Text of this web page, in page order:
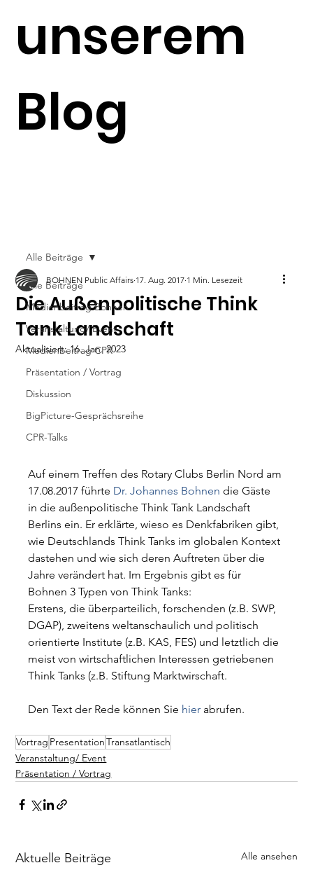
unserem
Blog
Alle Beiträge
Medienbeitrag Bohnen
Veranstaltung/ Event
Medienbeitrag CPR
Präsentation / Vortrag
Diskussion
BigPicture-Gesprächsreihe
CPR-Talks
Alle Beiträge
Die Außenpolitische Think
Tank Landschaft
BOHNEN Public Affairs 17. Aug. 2017 1 Min. Lesezeit
Aktualisiert:16. Jan. 2023
Auf einem Treffen des Rotary Clubs Berlin Nord am
17.08.2017 führte Dr. Johannes Bohnen die Gäste
in die außenpolitische Think Tank Landschaft
Berlins ein. Er erklärte, wieso es Denkfabriken gibt,
wie Deutschlands Think Tanks im globalen Kontext
dastehen und wie sich deren Auftreten über die
Jahre verändert hat. Im Ergebnis gibt es für
Bohnen 3 Typen von Think Tanks:
Erstens, die überparteilich, forschenden (z.B. SWP,
DGAP), zweitens weltanschaulich und politisch
orientierte Institute (z.B. KAS, FES) und letztlich die
meist von wirtschaftlichen Interessen getriebenen
Think Tanks (z.B. Stiftung Marktwirschaft.
Den Text der Rede können Sie hier abrufen.
Vortrag PresentationTransatlantisch
Veranstaltung/ Event
Präsentation / Vortrag
Aktuelle Beiträge Alle ansehen